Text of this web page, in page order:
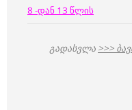
8 -დან 13 წლის
გადასვლა >>>